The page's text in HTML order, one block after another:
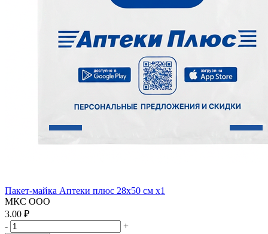
Пакет-майка Аптеки плюс 28х50 см x1
МКС ООО
3.00 ₽
-
+